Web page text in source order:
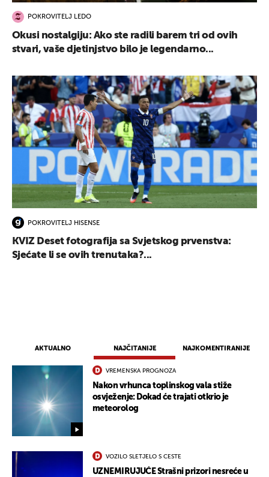
AKTUALNO NAJČITANIJE NAJKOMENTIRANIJE
VREMENSKA PROGNOZA
Nakon vrhunca toplinskog vala stiže
osvježenje: Dokad će trajati otkrio je
meteorolog
VOZILO SLETJELO S CESTE
UZNEMIRUJUĆE Strašni prizori nesreće u
POKROVITELJ LEDO
Okusi nostalgiju: Ako ste radili barem tri od ovih
stvari, vaše djetinjstvo bilo je legendarno...
POKROVITELJ HISENSE
KVIZ Deset fotografija sa Svjetskog prvenstva:
Sjećate li se ovih trenutaka?...